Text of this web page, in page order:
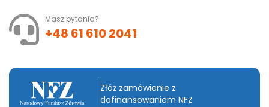
Masz pytania?
+48 61 610 2041
Złóż zamówienie z
dofinansowaniem NFZ